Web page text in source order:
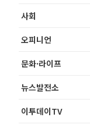
사회
오피니언
문화·라이프
뉴스발전소
이투데이TV